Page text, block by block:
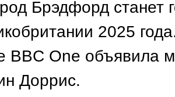
Брэдфорд станет
2025
BBC One объявила
Доррис.